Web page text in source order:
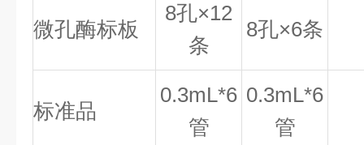
微孔酶标板
8孔×12
条
8孔×6条
标准品
0.3mL*6
管
0.3mL*6
管